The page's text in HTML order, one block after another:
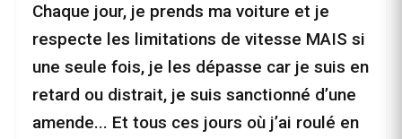
Chaque jour, je prends ma voiture et je
respecte les limitations de vitesse MAIS si
une seule fois, je les dépasse car je suis en
retard ou distrait, je suis sanctionné d’une
amende... Et tous ces jours où j’ai roulé en